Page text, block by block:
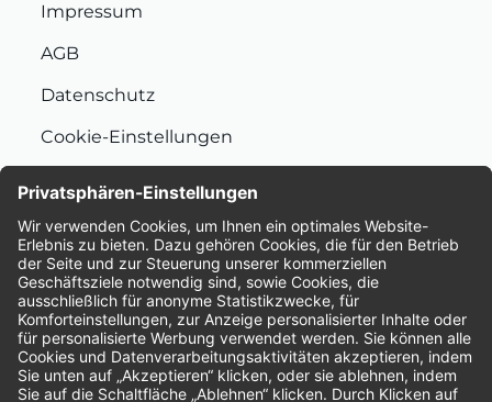
Impressum
AGB
Datenschutz
Cookie-Einstellungen
Bewertungen